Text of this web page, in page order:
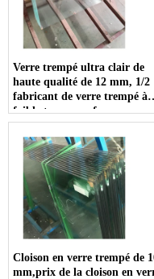
Verre trempé ultra clair de
haute qualité de 12 mm, 1/2
fabricant de verre trempé à
faible teneur en fer
Cloison en verre trempé de
mm,prix de la cloison en